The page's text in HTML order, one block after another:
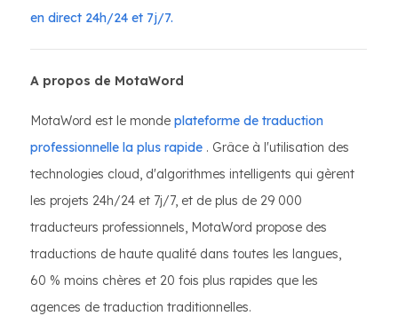
en direct 24h/24 et 7j/7.
A propos de MotaWord
MotaWord est le monde plateforme de traduction
professionnelle la plus rapide . Grâce à l'utilisation des
technologies cloud, d'algorithmes intelligents qui gèrent
les projets 24h/24 et 7j/7, et de plus de 29 000
traducteurs professionnels, MotaWord propose des
traductions de haute qualité dans toutes les langues,
60 % moins chères et 20 fois plus rapides que les
agences de traduction traditionnelles.